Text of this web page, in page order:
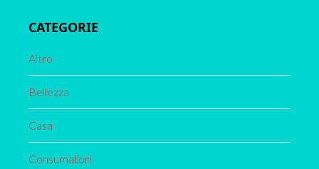
CATEGORIE
Altro
Bellezza
Casa
Consumatori